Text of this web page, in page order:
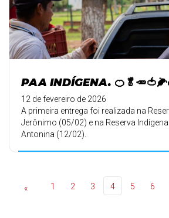
PAA INDÍGENA.
12 de fevereiro de 2026
A primeira entrega foi realizada na
Jerônimo (05/02) e na Reserva
Antonina (12/02).
« 1 2 3 4 5 6